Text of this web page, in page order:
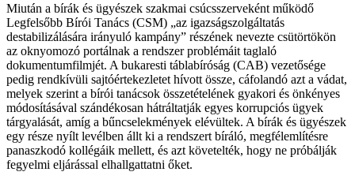
Miután a bírák és ügyészek szakmai csúcsszerveként működő
Legfelsőbb Bírói Tanács (CSM) „az igazságszolgáltatás
destabilizálására irányuló kampány” részének nevezte csütörtökön
az oknyomozó portálnak a rendszer problémáit taglaló
dokumentumfilmjét. A bukaresti táblabíróság (CAB) vezetősége
pedig rendkívüli sajtóértekezletet hívott össze, cáfolandó azt a vádat,
melyek szerint a bírói tanácsok összetételének gyakori és önkényes
módosításával szándékosan hátráltatják egyes korrupciós ügyek
tárgyalását, amíg a bűncselekmények elévültek. A bírák és ügyészek
egy része nyílt levélben állt ki a rendszert bíráló, megfélemlítésre
panaszkodó kollégáik mellett, és azt követelték, hogy ne próbálják
fegyelmi eljárással elhallgattatni őket.